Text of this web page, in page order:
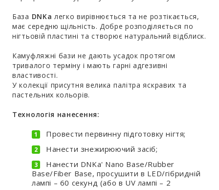
База DNKa легко вирівнюється та не розтікається,
має середню щільність. Добре розподіляється по
нігтьовій пластині та створює натуральний відблиск.
Камуфляжні бази не дають усадок протягом
тривалого терміну і мають гарні адгезивні
властивості.
У колекції присутня велика палітра яскравих та
пастельних кольорів.
Технологія нанесення:
Провести первинну підготовку нігтя;
Нанести знежирюючий засіб;
Нанести DNKa' Nano Base/Rubber
Base/Fiber Base, просушити в LED/гібридній
лампі – 60 секунд (або в UV лампі – 2